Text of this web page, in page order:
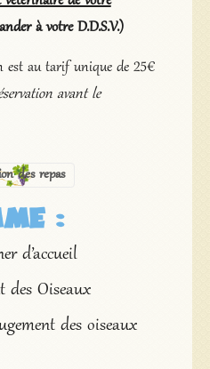
à votre D.D.S.V.)
est au tarif unique de 25€
avant le
des repas
:
d’accueil
des Oiseaux
des oiseaux